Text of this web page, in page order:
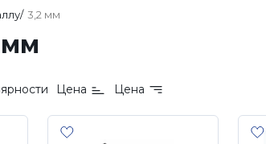
/ 3,2 мм
мм
Цена Цена